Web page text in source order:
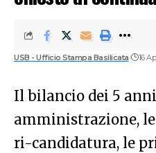
USB - Ufficio Stampa Basilicata 16
Il bilancio dei 5
amministrazione,
ri-candidatura, le